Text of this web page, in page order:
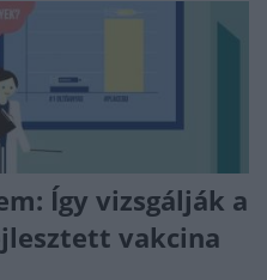
Így vizsgálják a
vakcina